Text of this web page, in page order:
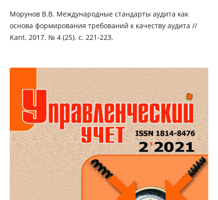
Морунов В.В. Международные стандарты аудита как
основа формирования требований к качеству аудита //
Kant. 2017. № 4 (25). с. 221-223.